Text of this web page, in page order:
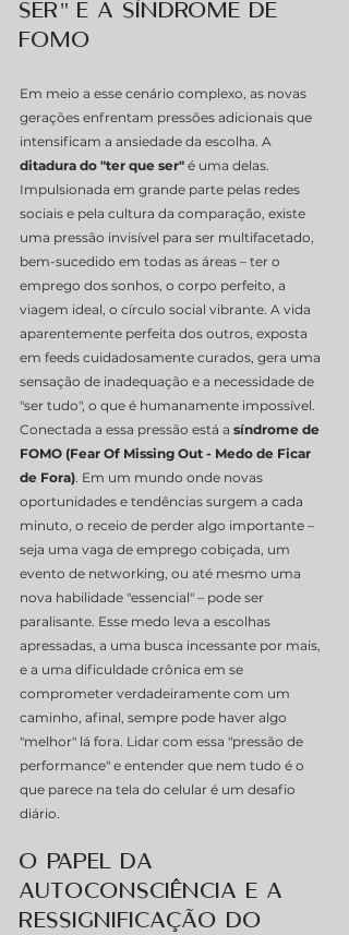
Ser" e a Síndrome de
FOMO
Em meio a esse cenário complexo, as novas
gerações enfrentam pressões adicionais que
intensificam a ansiedade da escolha. A
ditadura do "ter que ser" é uma delas.
Impulsionada em grande parte pelas redes
sociais e pela cultura da comparação, existe
uma pressão invisível para ser multifacetado,
bem-sucedido em todas as áreas – ter o
emprego dos sonhos, o corpo perfeito, a
viagem ideal, o círculo social vibrante. A vida
aparentemente perfeita dos outros, exposta
em feeds cuidadosamente curados, gera uma
sensação de inadequação e a necessidade de
"ser tudo", o que é humanamente impossível.
Conectada a essa pressão está a síndrome de
FOMO (Fear Of Missing Out - Medo de Ficar
de Fora). Em um mundo onde novas
oportunidades e tendências surgem a cada
minuto, o receio de perder algo importante –
seja uma vaga de emprego cobiçada, um
evento de networking, ou até mesmo uma
nova habilidade "essencial" – pode ser
paralisante. Esse medo leva a escolhas
apressadas, a uma busca incessante por mais,
e a uma dificuldade crônica em se
comprometer verdadeiramente com um
caminho, afinal, sempre pode haver algo
"melhor" lá fora. Lidar com essa "pressão de
performance" e entender que nem tudo é o
que parece na tela do celular é um desafio
diário.
O Papel da
Autoconsciência e a
Ressignificação do